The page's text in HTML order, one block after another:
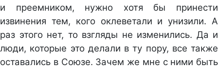
и преемником, нужно хотя бы принести
извинения тем, кого оклеветали и унизили. А
раз этого нет, то взгляды не изменились. Да и
люди, которые это делали в ту пору, все также
оставались в Союзе. Зачем же мне с ними быть